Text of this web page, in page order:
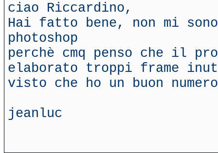
ciao Riccardino,
Hai fatto bene, non mi
photoshop
perchè cmq penso che il
elaborato troppi frame
visto che ho un buon
jeanluc